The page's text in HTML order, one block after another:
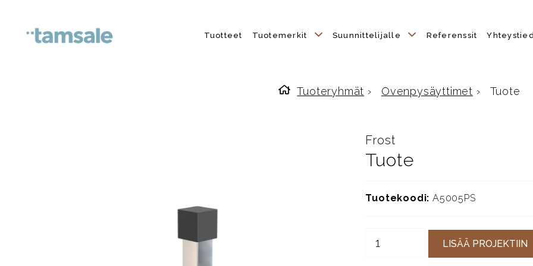
Tuotteet Tuotemerkit Suunnittelijalle Referenssit
Etusivulle
Tuoteryhmät › Ovenpysäyttimet › Tuote
Frost
Tuote
Tuotekoodi: A5005PS
LISÄÄ PROJEKTIIN